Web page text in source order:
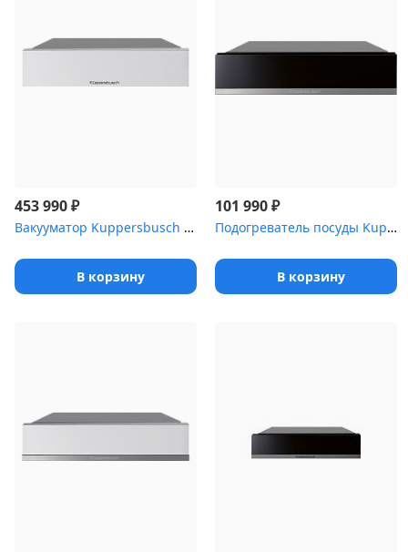
453 990₽
Вакууматор Kuppersbusch CSV 6800.0 W
В корзину
101 990₽
Подогреватель посуды Kuppersbusch CSW 6800.0 S3 Silver Chrome
В корзину